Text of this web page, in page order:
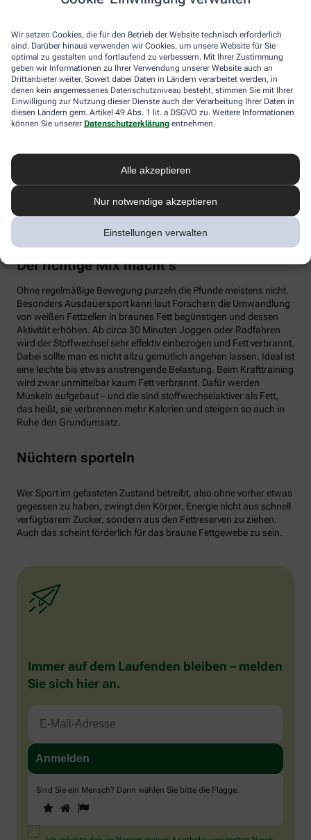
Wir setzen Cookies, die für den Betrieb der Website technisch erforderlich
sind. Darüber hinaus verwenden wir Cookies, um unsere Website für Sie
optimal zu gestalten und fortlaufend zu verbessern. Mit Ihrer Zustimmung
geben wir Informationen zu Ihrer Verwendung unserer Website auch an
Drittanbieter weiter. Soweit dabei Daten in Ländern verarbeitet werden, in
denen kein angemessenes Datenschutzniveau besteht, stimmen Sie mit Ihrer
Einwilligung zur Nutzung dieser Dienste auch der Verarbeitung Ihrer Daten in
diesen Ländern gem. Artikel 49 Abs. 1 lit. a DSGVO zu. Weitere Informationen
können Sie unserer Datenschutzerklärung entnehmen.
Alle akzeptieren
Nur notwendige akzeptieren
Einstellungen verwalten
eher träge, weil sich der Körper auf einen niedrigeren
Energiebedarf einstellt. Auch Fast Food und Fertiggerichte sollten
vom Speiseplan gestrichen werden. Studien zeigen, dass der
Körper bei der Verarbeitung von hochverarbeiteten Lebensmitteln
weniger Energie benötigt als für unverarbeitete.
Tim Hollstein rät zu einer proteinreichen Ernährung (Vorsicht bei
Vorerkrankungen wie Nierenleiden!). Denn Proteine sind nicht nur
um Eiweiß abzubauen. Das regt den Stoffwechsel an. Proteine
stecken vor allem in magerem Fleisch, Fisch und Milchprodukten
und den Energieverbrauch erhöhen.
In Bewegung kommen
Der richtige Mix macht’s
Ohne regelmäßige Bewegung purzeln die Pfunde meistens nicht.
Besonders Ausdauersport kann laut Forschern die Umwandlung
von weißen Fettzellen in braunes Fett begünstigen und dessen
Aktivität erhöhen. Ab circa 30 Minuten Joggen oder Radfahren
wird der Stoffwechsel sehr effektiv einbezogen und Fett verbrannt.
Dabei sollte man es nicht allzu gemütlich angehen lassen. Ideal ist
eine leichte bis etwas anstrengende Belastung. Beim Krafttraining
wird zwar unmittelbar kaum Fett verbrannt. Dafür werden
Muskeln aufgebaut – und die sind stoffwechselaktiver als Fett,
das heißt, sie verbrennen mehr Kalorien und steigern so auch in
Ruhe den Grundumsatz.
Nüchtern sporteln
Wer Sport im gefasteten Zustand betreibt, also ohne vorher etwas
gegessen zu haben, zwingt den Körper, Energie nicht aus schnell
verfügbarem Zucker, sondern aus den Fettreserven zu ziehen.
Auch das scheint förderlich für das braune Fettgewebe zu sein.
Immer auf dem Laufenden bleiben – melden
Sie sich hier an.
Sind Sie ein Mensch? Dann wählen Sie bitte die Flagge
Sind
Sie
ein
1 2